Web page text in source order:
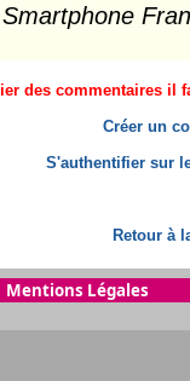
des commentaires il
Créer un
S'authentifier sur
Retour à
Mentions Légales